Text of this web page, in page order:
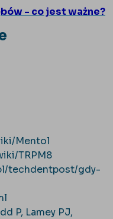
- co jest ważne?
Mentol
TRPM8
techdentpost/gdy-
P, Lamey PJ,